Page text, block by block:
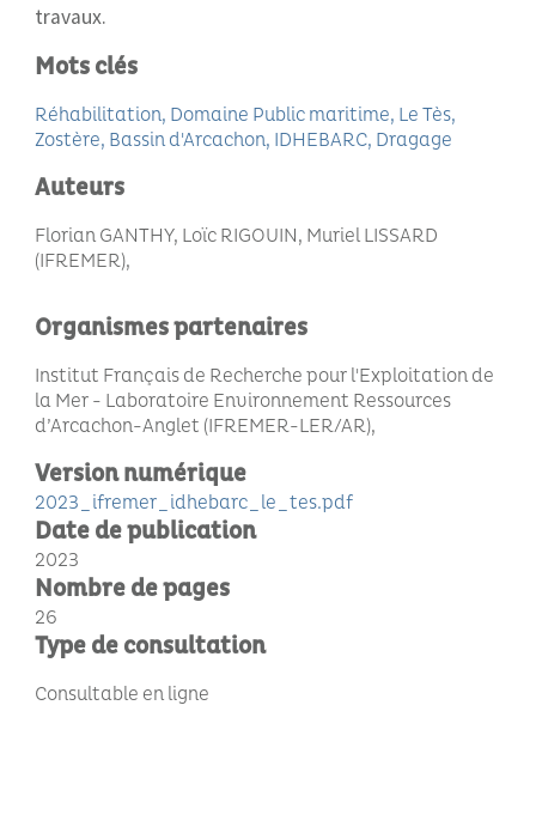
travaux.
Mots clés
Réhabilitation Domaine Public maritime Le Tès
Zostère Bassin d'Arcachon IDHEBARC Dragage
Auteurs
Florian GANTHY, Loïc RIGOUIN, Muriel LISSARD
(IFREMER)
Organismes partenaires
Institut Français de Recherche pour l'Exploitation de
la Mer - Laboratoire Environnement Ressources
d’Arcachon-Anglet (IFREMER-LER/AR)
Version numérique
2023_ifremer_idhebarc_le_tes.pdf
Date de publication
2023
Nombre de pages
26
Type de consultation
Consultable en ligne